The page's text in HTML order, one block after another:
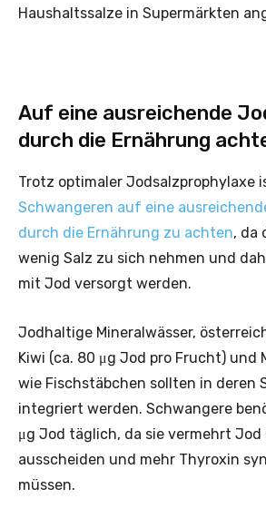
Haushaltssalze in Supermärkten
Auf eine ausreichende
durch die Ernährung
Trotz optimaler Jodsalzprophylaxe
Schwangeren auf eine
durch die Ernährung zu achten, da
wenig Salz zu sich nehmen und
mit Jod versorgt werden.
Jodhaltige Mineralwässer,
Kiwi (ca. 80 μg Jod pro Frucht) und
wie Fischstäbchen sollten in deren
integriert werden. Schwangere
μg Jod täglich, da sie vermehrt Jod
ausscheiden und mehr Thyroxin
müssen.